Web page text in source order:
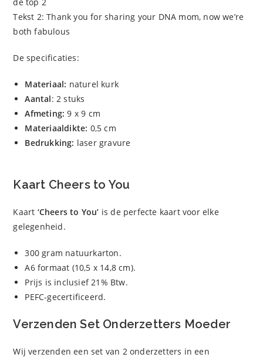
Tekst 2: Thank you for sharing your DNA mom, now we’re
both fabulous
De specificaties:
Materiaal: naturel kurk
Aantal: 2 stuks
Afmeting: 9 x 9 cm
Materiaaldikte: 0,5 cm
Bedrukking: laser gravure
Kaart Cheers to You
Kaart ‘Cheers to You’ is de perfecte kaart voor elke
gelegenheid.
300 gram natuurkarton.
A6 formaat (10,5 x 14,8 cm).
Prijs is inclusief 21% Btw.
PEFC-gecertificeerd.
Verzenden Set Onderzetters Moeder
Wij verzenden een set van 2 onderzetters in een